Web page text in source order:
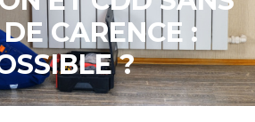
CARENCE :
?